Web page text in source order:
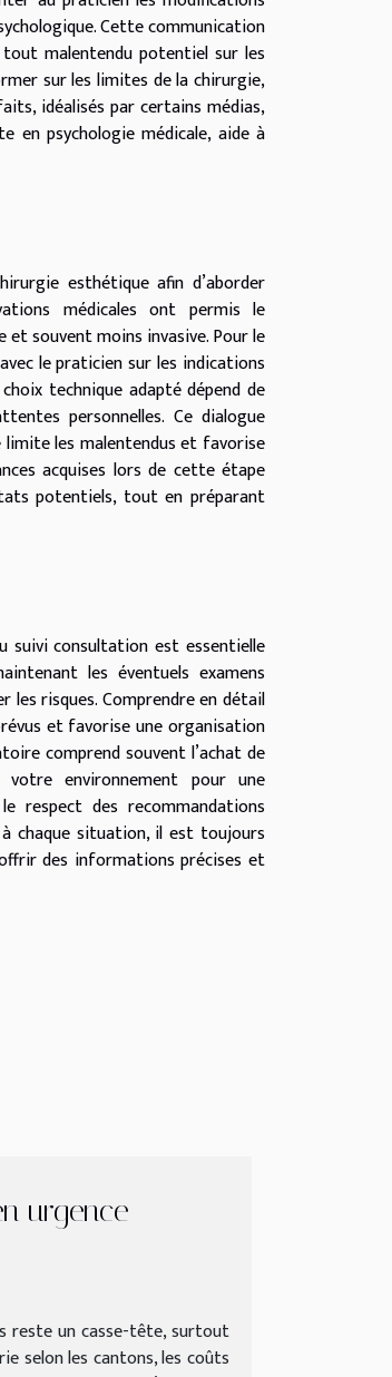
Cette communication
malentendu potentiel sur les
sur les limites de la chirurgie,
idéalisés par certains médias,
en psychologie médicale, aide à
esthétique afin d’aborder
médicales ont permis le
souvent moins invasive. Pour le
le praticien sur les indications
technique adapté dépend de
personnelles. Ce dialogue
les malentendus et favorise
acquises lors de cette étape
potentiels, tout en préparant
suivi consultation est essentielle
les éventuels examens
risques. Comprendre en détail
et favorise une organisation
comprend souvent l’achat de
environnement pour une
respect des recommandations
chaque situation, il est toujours
des informations précises et
urgence
reste un casse-tête, surtout
selon les cantons, les coûts